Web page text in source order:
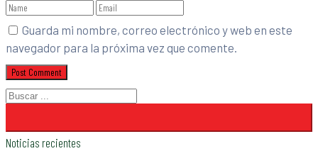
Guarda mi nombre, correo electrónico y web en este
navegador para la próxima vez que comente.
Noticias recientes